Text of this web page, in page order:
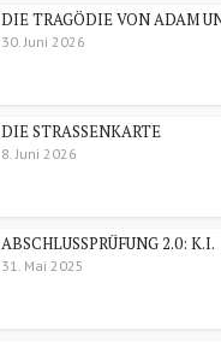
DIE TRAGÖDIE VON ADAM
30. Juni 2026
DIE STRASSENKARTE
8. Juni 2026
ABSCHLUSSPRÜFUNG 2.0: K.I.
31. Mai 2025